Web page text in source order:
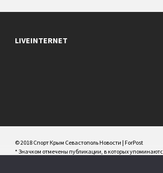
LIVEINTERNET
© 2018 Спорт Крым Севастополь Новости | ForPost
* Значком отмечены публикации, в которых